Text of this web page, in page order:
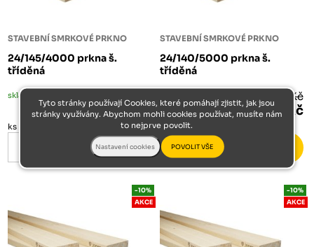
STAVEBNÍ SMRKOVÉ PRKNO
24/145/4000 prkna š.
tříděná
skladem
139 Kč
ks
STAVEBNÍ SMRKOVÉ PRKNO
24/140/5000 prkna š.
tříděná
187 Kč
168 Kč
ks
-10%
AKCE
-10%
AKCE
Tyto stránky používají Cookies, které pomáhají zjistit, jak jsou
stránky využívány. Abychom mohli cookies používat, musíte nám
to nejprve povolit.